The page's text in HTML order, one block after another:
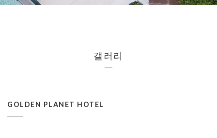
갤러리
GOLDEN PLANET HOTEL